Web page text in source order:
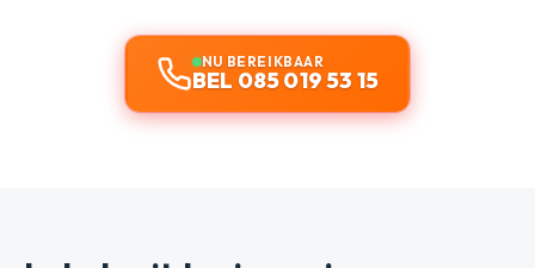
NU BEREIKBAAR
BEL 085 019 53 15